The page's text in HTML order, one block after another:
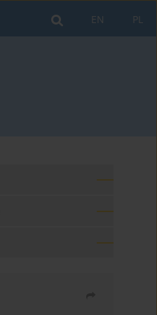
PL
EN